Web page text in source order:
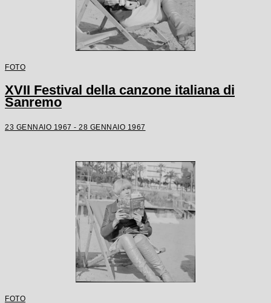
FOTO
XVII Festival della canzone italiana di
Sanremo
23 GENNAIO 1967 - 28 GENNAIO 1967
FOTO